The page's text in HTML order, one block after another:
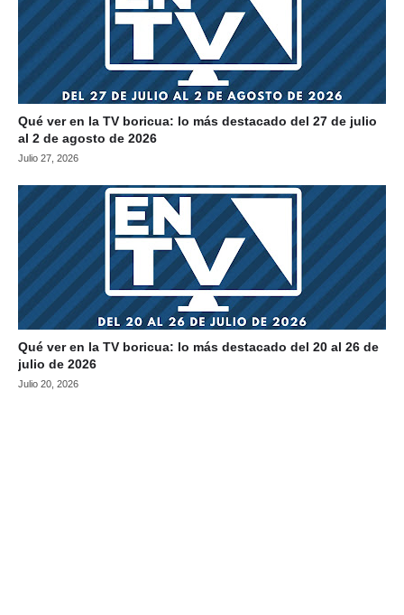
Qué ver en la TV boricua: lo más destacado del 27 de julio
al 2 de agosto de 2026
Julio 27, 2026
Qué ver en la TV boricua: lo más destacado del 20 al 26 de
julio de 2026
Julio 20, 2026